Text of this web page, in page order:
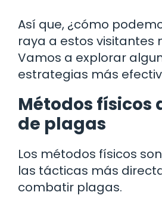
Así que, ¿cómo
raya a estos visitantes
Vamos a explorar
estrategias más
Métodos físicos
de plagas
Los métodos físicos
las tácticas más
combatir plagas.